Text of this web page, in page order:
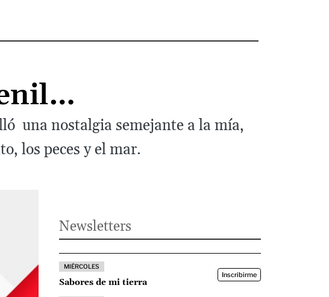
una nostalgia semejante a la mía,
los peces y el mar.
Newsletters
MIÉRCOLES
Sabores de mi tierra
Inscribirme